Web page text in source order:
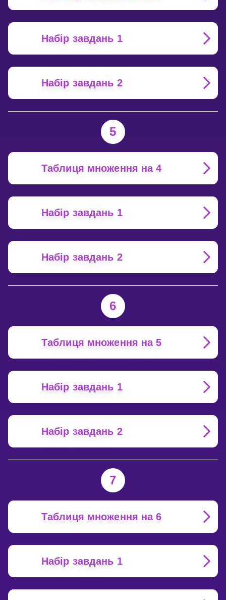
Набір завдань 1
Набір завдань 2
5
Таблиця множення на 4
Набір завдань 1
Набір завдань 2
6
Таблиця множення на 5
Набір завдань 1
Набір завдань 2
7
Таблиця множення на 6
Набір завдань 1